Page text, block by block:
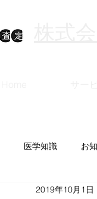
医学知識 お
2019年10月1日